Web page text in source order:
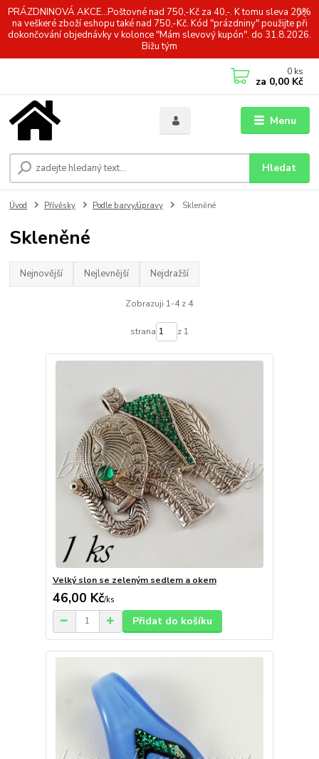
PRÁZDNINOVÁ AKCE...Poštovné nad 750,-Kč za 40,-. K tomu sleva 20%
na veškeré zboží eshopu také nad 750,-Kč. Kód "prázdniny" použijte při
dokončování objednávky v kolonce "Mám slevový kupón". do 31.8.2026.
Bižu tým
Menu
Hledat
0 ks
za 0,00 Kč
Úvod Přívěsky Podle barvy/úpravy Skleněné
Skleněné
Nejnovější Nejlevnější Nejdražší
Zobrazuji 1-4 z 4
strana z 1
Velký slon se zeleným sedlem a okem
46,00 Kč/ks
Přidat do košíku